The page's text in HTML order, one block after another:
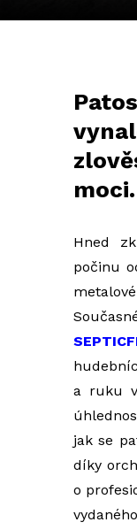
moci.
Hned
počinu
a ruku
jak se
díky
o